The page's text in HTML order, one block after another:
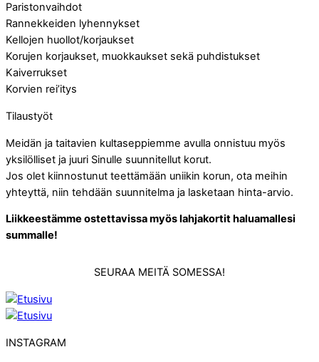
Paristonvaihdot
Rannekkeiden lyhennykset
Kellojen huollot/korjaukset
Korujen korjaukset, muokkaukset sekä puhdistukset
Kaiverrukset
Korvien rei’itys
Tilaustyöt
Meidän ja taitavien kultaseppiemme avulla onnistuu myös
yksilölliset ja juuri Sinulle suunnitellut korut.
Jos olet kiinnostunut teettämään uniikin korun, ota meihin
yhteyttä, niin tehdään suunnitelma ja lasketaan hinta-arvio.
Liikkeestämme ostettavissa myös lahjakortit haluamallesi
summalle!
SEURAA MEITÄ SOMESSA!
INSTAGRAM